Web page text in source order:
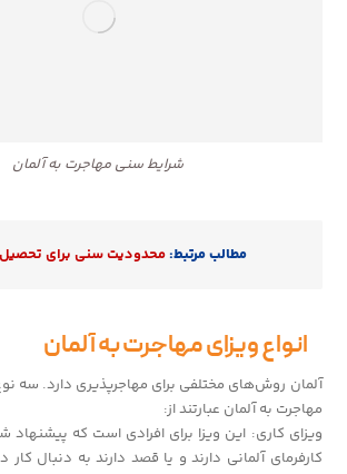
شرایط سنی مهاجرت به آلمان
مطالب مرتبط:محدودیت سنی برای
انواع ویزای مهاجرت به آلمان
آلمان روش‌های مختلفی برای مهاجرپذیری دارد. سه نوع
مهاجرت به آلمان عبارتند از:
ویزای کاری: این ویزا برای افرادی است که
کارفرمای آلمانی دارند و یا قصد دارند به دنبال